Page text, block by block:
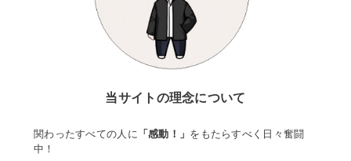
当サイトの理念について
関わったすべての人に 「感動！」 をもたらすべく日々奮闘
中！